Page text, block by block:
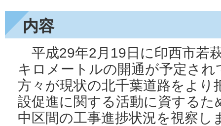
内容
平成29年2月19日に印西市若
キロメートルの開通が予定さ
方々が現状の北千葉道路をより
設促進に関する活動に資するた
中区間の工事進捗状況を視察し